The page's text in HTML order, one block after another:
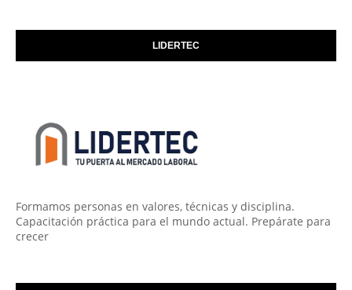
LIDERTEC
Formamos personas en valores, técnicas y disciplina.
Capacitación práctica para el mundo actual. Prepárate para
crecer